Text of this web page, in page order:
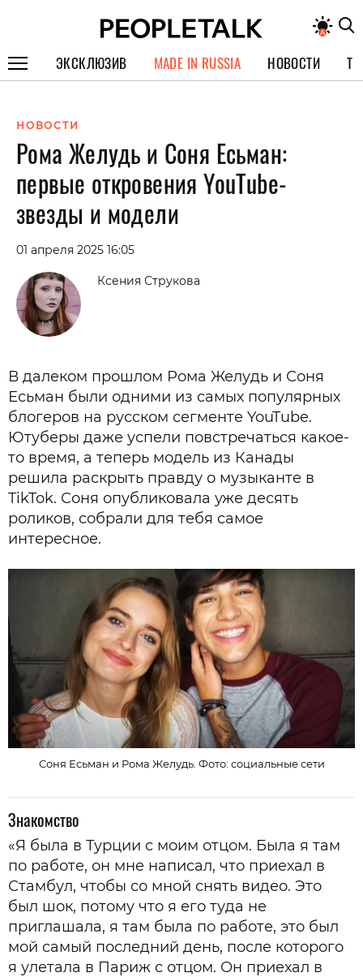
ЭКСКЛЮЗИВ
СПЕЦПРОЕКТЫ
ИНТЕРВЬЮ
ПОКОЛЕНИЕ
MADE IN RUSSIA НОВОСТИ
НОВОСТИ
Рома Желудь и Соня Есьман:
первые откровения YouTube-
звезды и модели
01 апреля 2025 16:05
Ксения Струкова
В далеком прошлом Рома Желудь и Соня
Есьман были одними из самых популярных
блогеров на русском сегменте YouTube.
Ютуберы даже успели повстречаться какое-
то время, а теперь модель из Канады
решила раскрыть правду о музыканте в
TikTok. Соня опубликовала уже десять
роликов, собрали для тебя самое
интересное.
Соня Есьман и Рома Желудь. Фото: социальные сети
Знакомство
«Я была в Турции с моим отцом. Была я там
по работе, он мне написал, что приехал в
Стамбул, чтобы со мной снять видео. Это
был шок, потому что я его туда не
приглашала, я там была по работе, это был
мой самый последний день, после которого
я улетала в Париж с отцом. Он приехал в